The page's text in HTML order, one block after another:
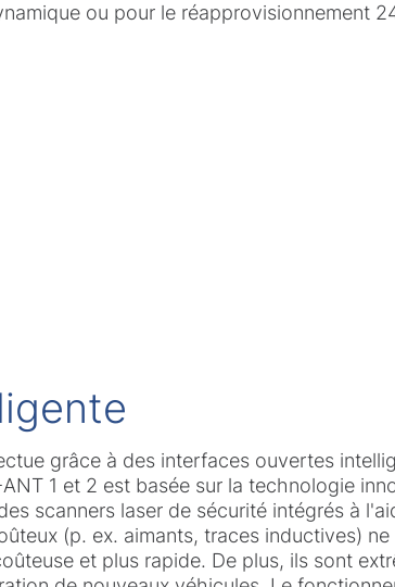
ou pour le réapprovisionnement
grâce à des interfaces ouvertes
1 et 2 est basée sur la technologie
scanners laser de sécurité intégrés à
(p. ex. aimants, traces inductives)
et plus rapide. De plus, ils sont